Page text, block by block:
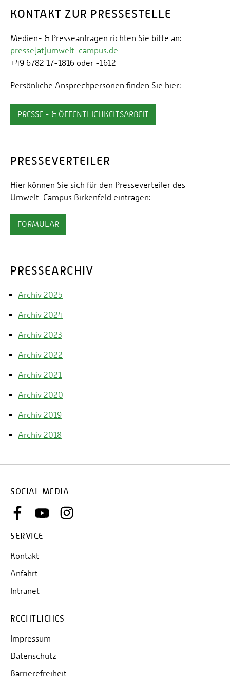
KONTAKT ZUR PRESSESTELLE
Medien- & Presseanfragen richten Sie bitte an:
presse[at]umwelt-campus.de
+49 6782 17-1816 oder -1612
Persönliche Ansprechpersonen finden Sie hier:
PRESSE - & ÖFFENTLICHKEITSARBEIT
PRESSEVERTEILER
Hier können Sie sich für den Presseverteiler des
Umwelt-Campus Birkenfeld eintragen:
FORMULAR
PRESSEARCHIV
Archiv 2025
Archiv 2024
Archiv 2023
Archiv 2022
Archiv 2021
Archiv 2020
Archiv 2019
Archiv 2018
SOCIAL MEDIA
SERVICE
Kontakt
Anfahrt
Intranet
RECHTLICHES
Impressum
Datenschutz
Barrierefreiheit